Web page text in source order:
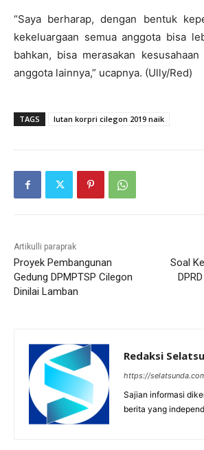
“Saya berharap, dengan bentuk
kekeluargaan semua anggota bisa
bahkan, bisa merasakan
anggota lainnya,” ucapnya. (Ully/Red)
TAGS Iutan korpri cilegon 2019 naik
Artikulli paraprak
Proyek Pembangunan
Gedung DPMPTSP Cilegon
Dinilai Lamban
Soal
Redaksi
https://
Sajian informasi
berita yang